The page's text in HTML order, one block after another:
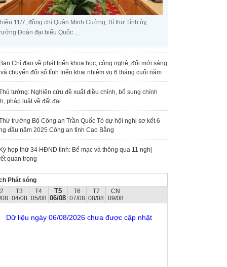
11/7, đồng chí Quản Minh Cường, Bí thư Tỉnh ủy,
Đoàn đại biểu Quốc ...
Chỉ đạo về phát triển khoa học, công nghệ, đổi mới sáng
chuyển đổi số tỉnh triển khai nhiệm vụ 6 tháng cuối năm
tướng: Nghiên cứu đề xuất điều chỉnh, bổ sung chính
pháp luật về đất đai
trưởng Bộ Công an Trần Quốc Tỏ dự hội nghị sơ kết 6
đầu năm 2025 Công an tỉnh Cao Bằng
họp thứ 34 HĐND tỉnh: Bế mạc và thông qua 11 nghị
quan trọng
Phát sóng
T3
04/08
T4
05/08
T5
06/08
T6
07/08
T7
08/08
CN
09/08
Dữ liệu ngày 06/08/2026 chưa được cập nhật